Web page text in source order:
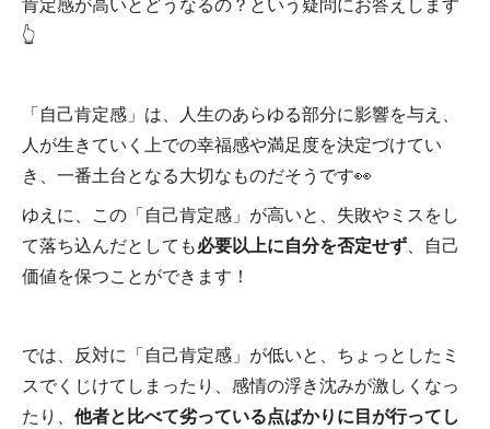
👆
「自己肯定感」は、人生のあらゆる部分に影響を与え、
人が生きていく上での幸福感や満足度を決定づけてい
き、一番土台となる大切なものだそうです👀
ゆえに、この「自己肯定感」が高いと、失敗やミスをし
て落ち込んだとしても必要以上に自分を否定せず、自己
価値を保つことができます！
では、反対に「自己肯定感」が低いと、ちょっとしたミ
スでくじけてしまったり、感情の浮き沈みが激しくなっ
たり、 他者と比べて劣っている点ばかりに目が行ってし